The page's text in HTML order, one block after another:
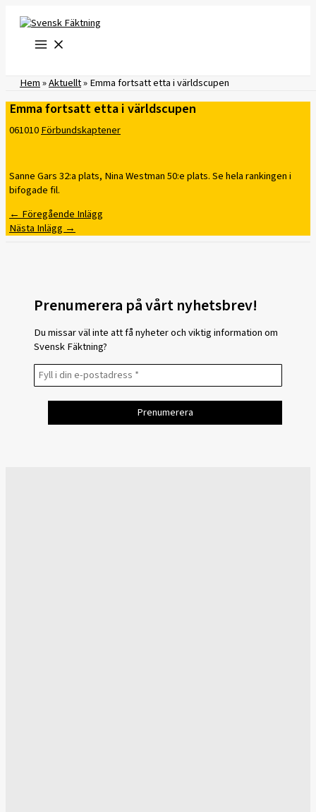
innehåll
Hem»Aktuellt»Emma fortsatt etta i världscupen
Emma fortsatt etta i världscupen
061010Förbundskaptener
Sanne Gars 32:a plats, Nina Westman 50:e plats. Se hela rankingen i
bifogade fil.
←Föregående Inlägg
Nästa Inlägg→
Prenumerera på vårt nyhetsbrev!
Du missar väl inte att få nyheter och viktig information om
Svensk Fäktning?